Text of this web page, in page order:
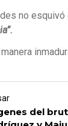
no
del